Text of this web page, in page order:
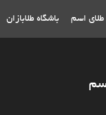
اسم باشگاه طلابازان